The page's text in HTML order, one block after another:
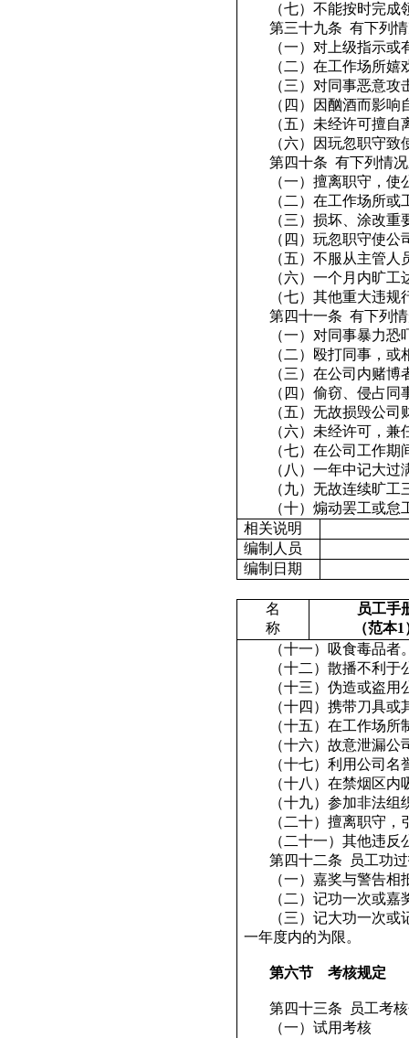
（七）不能按时完
第三十九条 有下列
（一）对上级指示
（二）在工作场所
（三）对同事恶意
（四）因酗酒而影
（五）未经许可擅自
（六）因玩忽职守
第四十条 有下列情
（一）擅离职守，
（二）在工作场所
（三）损坏、涂改重
（四）玩忽职守使
（五）不服从主管
（六）一个月内旷工
（七）其他重大违规
第四十一条 有下列
（一）对同事暴力
（二）殴打同事，或
（三）在公司内赌博
（四）偷窃、侵占
（五）无故损毁公
（六）未经许可，
（七）在公司工作
（八）一年中记大
（九）无故连续旷
（十）煽动罢工或怠
相关说明
编制人员
编制日期
名
称
员工手
（范本1
（十一）吸食毒品者
（十二）散播不利
（十三）伪造或盗用
（十四）携带刀具
（十五）在工作场
（十六）故意泄漏
（十七）利用公司
（十八）在禁烟区内
（十九）参加非法组
（二十）擅离职守
（二十一）其他违
第四十二条
员工功
（一）嘉奖与警告相
（二）记功一次或
（三）记大功一次
一年度内的为限。
第六节 考核规定
第四十三条
员工考
（一）试用考核